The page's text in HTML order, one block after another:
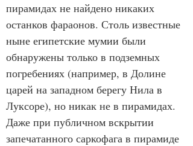
пирамидах не найдено никаких
останков фараонов. Столь известные
ныне египетские мумии были
обнаружены только в подземных
погребениях (например, в Долине
царей на западном берегу Нила в
Луксоре), но никак не в пирамидах.
Даже при публичном вскрытии
запечатанного саркофага в пирамиде